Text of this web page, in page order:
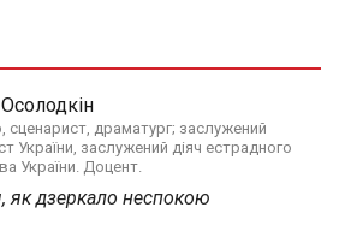
сценарист, драматург; заслужений
України, заслужений діяч естрадного
України. Доцент.
як дзеркало неспокою